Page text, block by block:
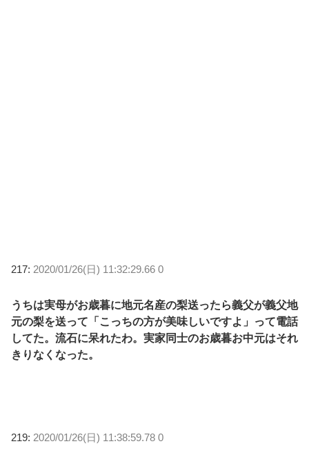
217: 2020/01/26(日) 11:32:29.66 0
うちは実母がお歳暮に地元名産の梨送ったら義父が義父地
元の梨を送って「こっちの方が美味しいですよ」って電話
してた。流石に呆れたわ。実家同士のお歳暮お中元はそれ
きりなくなった。
219: 2020/01/26(日) 11:38:59.78 0